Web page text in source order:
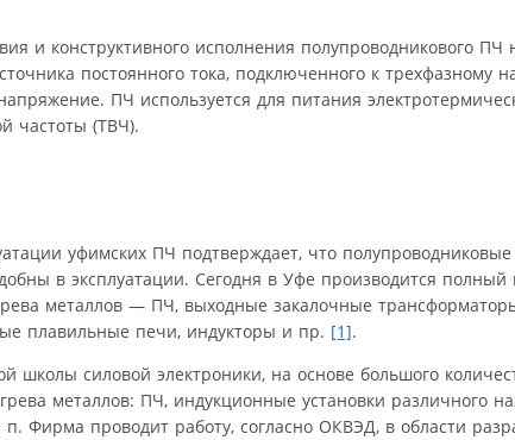
и конструктивного исполнения полупроводникового ПЧ
постоянного тока, подключенного к
ПЧ используется для питания
частоты (ТВЧ).
уфимских ПЧ подтверждает, что
в эксплуатации. Сегодня в Уфе производится полный
металлов — ПЧ, выходные закалочные
плавильные печи, индукторы и пр. [1].
школы силовой электроники, на основе большого
металлов: ПЧ, индукционные установки различного
Фирма проводит работу, согласно ОКВЭД, в области